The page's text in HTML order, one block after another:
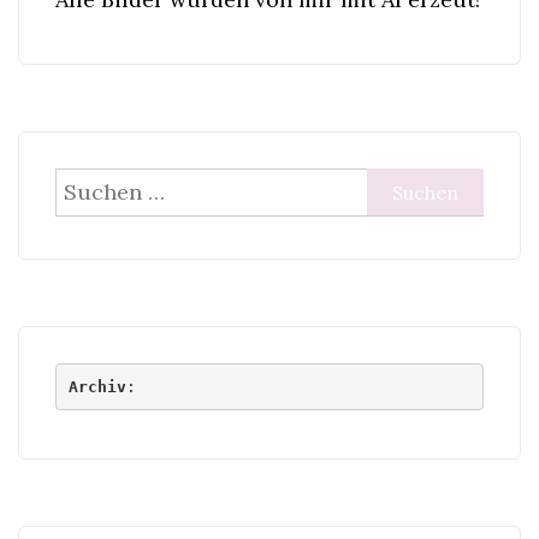
Suchen
nach:
Archiv: